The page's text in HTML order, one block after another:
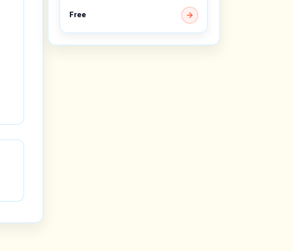
Free